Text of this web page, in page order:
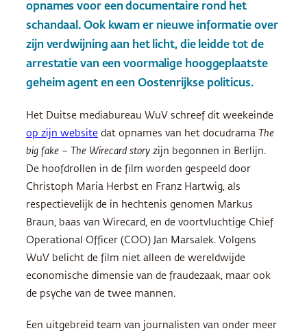
opnames voor een documentaire rond het
schandaal. Ook kwam er nieuwe informatie over
zijn verdwijning aan het licht, die leidde tot de
arrestatie van een voormalige hooggeplaatste
geheim agent en een Oostenrijkse politicus.
Het Duitse mediabureau WuV schreef dit weekeinde
op zijn website dat opnames van het docudrama The
big fake – The Wirecard story zijn begonnen in Berlijn.
De hoofdrollen in de film worden gespeeld door
Christoph Maria Herbst en Franz Hartwig, als
respectievelijk de in hechtenis genomen Markus
Braun, baas van Wirecard, en de voortvluchtige Chief
Operational Officer (COO) Jan Marsalek. Volgens
WuV belicht de film niet alleen de wereldwijde
economische dimensie van de fraudezaak, maar ook
de psyche van de twee mannen.
Een uitgebreid team van journalisten van onder meer